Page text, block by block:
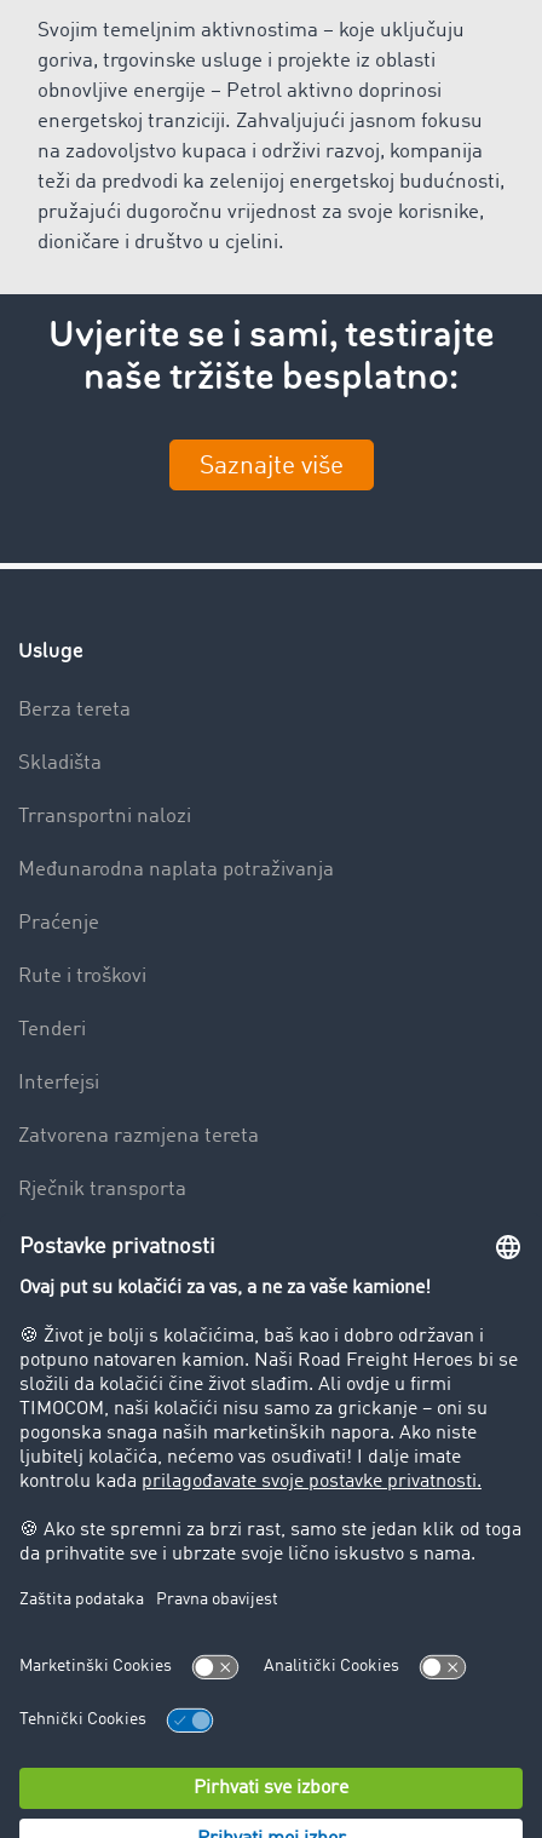
Svojim temeljnim aktivnostima – koje uključuju
goriva, trgovinske usluge i projekte iz oblasti
obnovljive energije – Petrol aktivno doprinosi
energetskoj tranziciji. Zahvaljujući jasnom fokusu
na zadovoljstvo kupaca i održivi razvoj, kompanija
teži da predvodi ka zelenijoj energetskoj budućnosti,
pružajući dugoročnu vrijednost za svoje korisnike,
dioničare i društvo u cjelini.
Uvjerite se i sami, testirajte
naše tržište besplatno:
Saznajte više
Usluge
Berza tereta
Skladišta
Trransportni nalozi
Međunarodna naplata potraživanja
Praćenje
Rute i troškovi
Tenderi
Interfejsi
Zatvorena razmjena tereta
Rječnik transporta
Preduzeće
Success Stories
Korisnici preporučuju korisnike
Blog
Zabrane vožnje za kamione
Pravni
Impresum
Cookie Podešavanja